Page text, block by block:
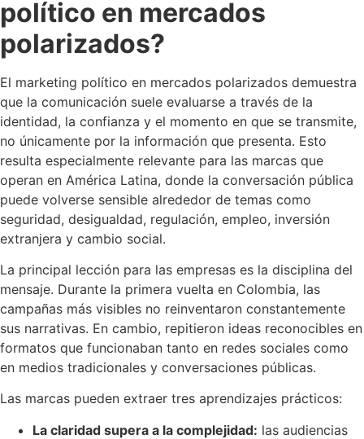
político en mercados
polarizados?
El marketing político en mercados polarizados demuestra
que la comunicación suele evaluarse a través de la
identidad, la confianza y el momento en que se transmite,
no únicamente por la información que presenta. Esto
resulta especialmente relevante para las marcas que
operan en América Latina, donde la conversación pública
puede volverse sensible alrededor de temas como
seguridad, desigualdad, regulación, empleo, inversión
extranjera y cambio social.
La principal lección para las empresas es la disciplina del
mensaje. Durante la primera vuelta en Colombia, las
campañas más visibles no reinventaron constantemente
sus narrativas. En cambio, repitieron ideas reconocibles en
formatos que funcionaban tanto en redes sociales como
en medios tradicionales y conversaciones públicas.
Las marcas pueden extraer tres aprendizajes prácticos:
La claridad supera a la complejidad: las audiencias